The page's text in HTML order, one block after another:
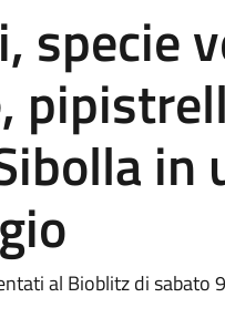
specie
al Bioblitz di sabato